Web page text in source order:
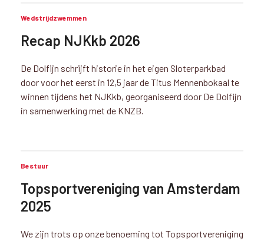
Wedstrijdzwemmen
Recap NJKkb 2026
De Dolfijn schrijft historie in het eigen Sloterparkbad
door voor het eerst in 12,5 jaar de Titus Mennenbokaal te
winnen tijdens het NJKkb, georganiseerd door De Dolfijn
in samenwerking met de KNZB.
Bestuur
Topsportvereniging van Amsterdam
2025
We zijn trots op onze benoeming tot Topsportvereniging